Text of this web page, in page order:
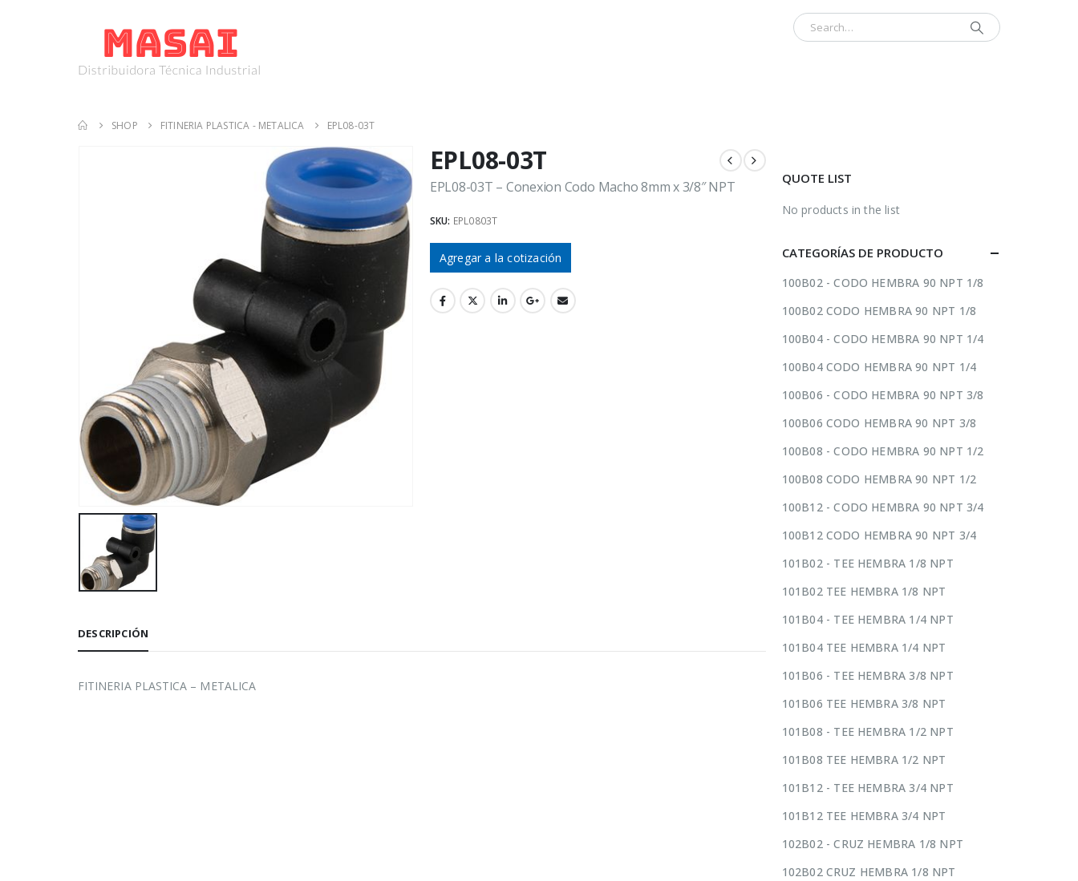
SHOP FITINERIA PLASTICA - METALICA EPL08-03T
EPL08-03T
EPL08-03T – Conexion Codo Macho 8mm x 3/8″ NPT
SKU: EPL0803T
Agregar a la cotización
DESCRIPCIÓN
FITINERIA PLASTICA – METALICA
QUOTE LIST
No products in the list
CATEGORÍAS DE PRODUCTO
100B02 - CODO HEMBRA 90 NPT 1/8
100B02 CODO HEMBRA 90 NPT 1/8
100B04 - CODO HEMBRA 90 NPT 1/4
100B04 CODO HEMBRA 90 NPT 1/4
100B06 - CODO HEMBRA 90 NPT 3/8
100B06 CODO HEMBRA 90 NPT 3/8
100B08 - CODO HEMBRA 90 NPT 1/2
100B08 CODO HEMBRA 90 NPT 1/2
100B12 - CODO HEMBRA 90 NPT 3/4
100B12 CODO HEMBRA 90 NPT 3/4
101B02 - TEE HEMBRA 1/8 NPT
101B02 TEE HEMBRA 1/8 NPT
101B04 - TEE HEMBRA 1/4 NPT
101B04 TEE HEMBRA 1/4 NPT
101B06 - TEE HEMBRA 3/8 NPT
101B06 TEE HEMBRA 3/8 NPT
101B08 - TEE HEMBRA 1/2 NPT
101B08 TEE HEMBRA 1/2 NPT
101B12 - TEE HEMBRA 3/4 NPT
101B12 TEE HEMBRA 3/4 NPT
102B02 - CRUZ HEMBRA 1/8 NPT
102B02 CRUZ HEMBRA 1/8 NPT